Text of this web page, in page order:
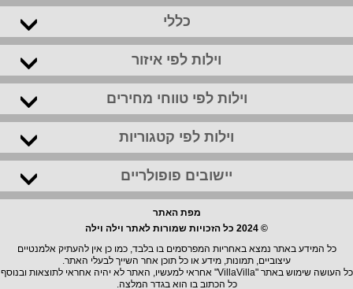
כללי
וילות לפי איזור
וילות לפי טווחי מחירים
וילות לפי קטגוריות
יישובים פופולריים
מפת האתר
© 2024 כל הזכויות שמורות לאתר וילה וילה
כל המידע באתר נמצא באחריות המפרסמים בו בלבד, כמו כן אין להעתיק אלמנטיים
עיצוביים, תמונות, מידע או כל תוכן אחר השייך לבעלי האתר.
כל העושה שימוש באתר "VillaVilla" אחראי למעשיו, האתר לא יהיה אחראי לתוצאות ובנוסף
כל הכתוב בו הוא בגדר המלצה.